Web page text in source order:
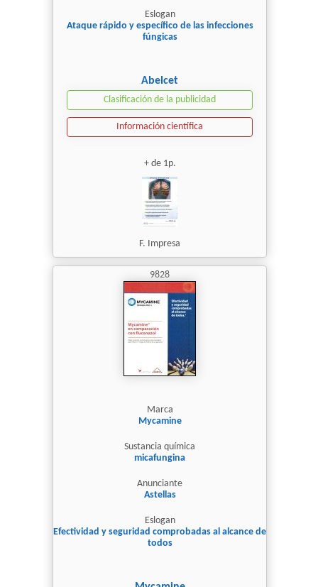
Eslogan
Ataque rápido y específico de las infecciones
fúngicas
Abelcet
Clasificación de la publicidad
Información científica
+ de 1p.
F. Impresa
9828
Marca
Mycamine
Sustancia química
micafungina
Anunciante
Astellas
Eslogan
Efectividad y seguridad comprobadas al alcance de
todos